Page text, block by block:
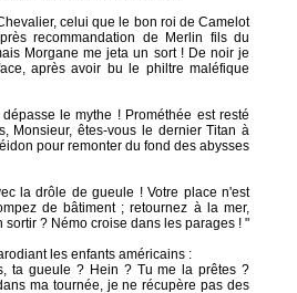
celui que le bon roi de Camelot
recommandation de Merlin fils du
Morgane me jeta un sort ! De noir je
après avoir bu le philtre maléfique
le mythe ! Prométhée est resté
Monsieur, êtes-vous le dernier Titan à
pour remonter du fond des abysses
la drôle de gueule ! Votre place n'est
de bâtiment ; retournez à la mer,
? Némo croise dans les parages ! "
les enfants américains :
ta gueule ? Hein ? Tu me la prêtes ?
ma tournée, je ne récupère pas des